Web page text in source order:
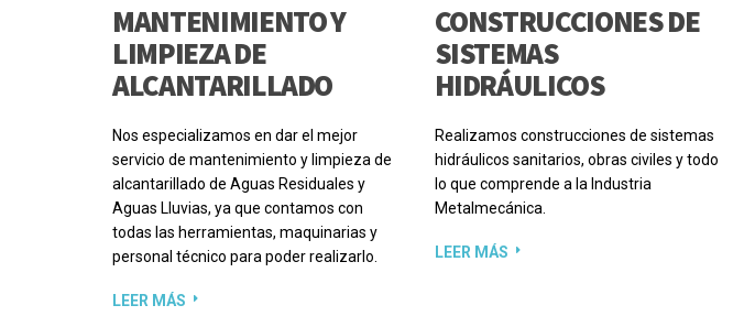
MANTENIMIENTO Y
LIMPIEZA DE
ALCANTARILLADO
Nos especializamos en dar el mejor
servicio de mantenimiento y limpieza de
alcantarillado de Aguas Residuales y
Aguas Lluvias, ya que contamos con
todas las herramientas, maquinarias y
personal técnico para poder realizarlo.
LEER MÁS
CONSTRUCCIONES DE
SISTEMAS
HIDRÁULICOS
Realizamos construcciones de sistemas
hidráulicos sanitarios, obras civiles y todo
lo que comprende a la Industria
Metalmecánica.
LEER MÁS